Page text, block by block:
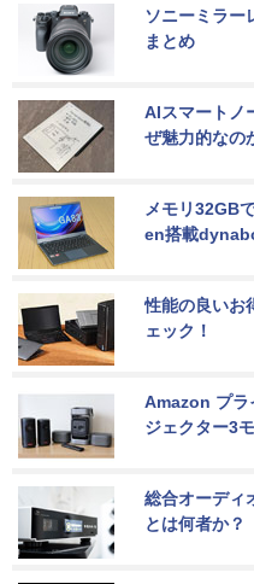
ソニーミラー
まとめ
AIスマートノ
ぜ魅力的なの
メモリ32GB
en搭載
性能の良いお
ェック！
Amazon プラ
ジェクター3
総合オーディ
とは何者か？